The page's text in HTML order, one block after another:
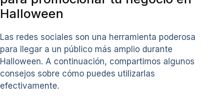
Halloween
Las redes sociales son una herramienta poderosa
para llegar a un público más amplio durante
Halloween. A continuación, compartimos algunos
consejos sobre cómo puedes utilizarlas
efectivamente.